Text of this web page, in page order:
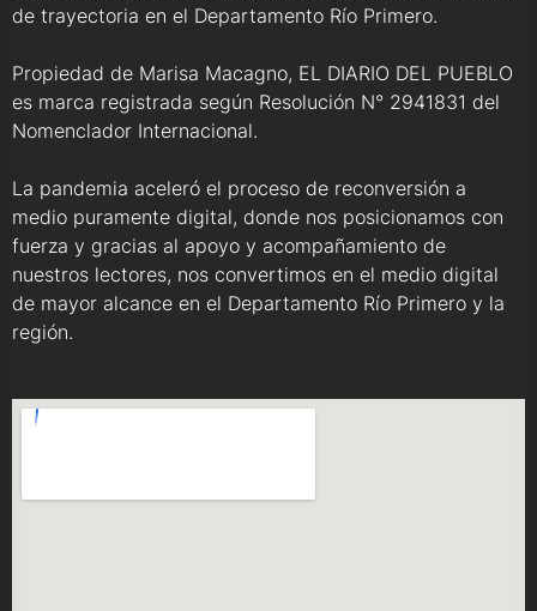
de trayectoria en el Departamento Río Primero.
Propiedad de Marisa Macagno, EL DIARIO DEL PUEBLO
es marca registrada según Resolución N° 2941831 del
Nomenclador Internacional.
La pandemia aceleró el proceso de reconversión a
medio puramente digital, donde nos posicionamos con
fuerza y gracias al apoyo y acompañamiento de
nuestros lectores, nos convertimos en el medio digital
de mayor alcance en el Departamento Río Primero y la
región.